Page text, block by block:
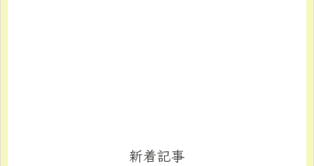
新着記事